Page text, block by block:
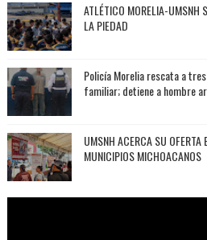
ATLÉTICO MORELIA-UMSNH
LA PIEDAD
Policía Morelia rescata a
familiar; detiene a hombre
UMSNH ACERCA SU
MUNICIPIOS MICHOACANOS